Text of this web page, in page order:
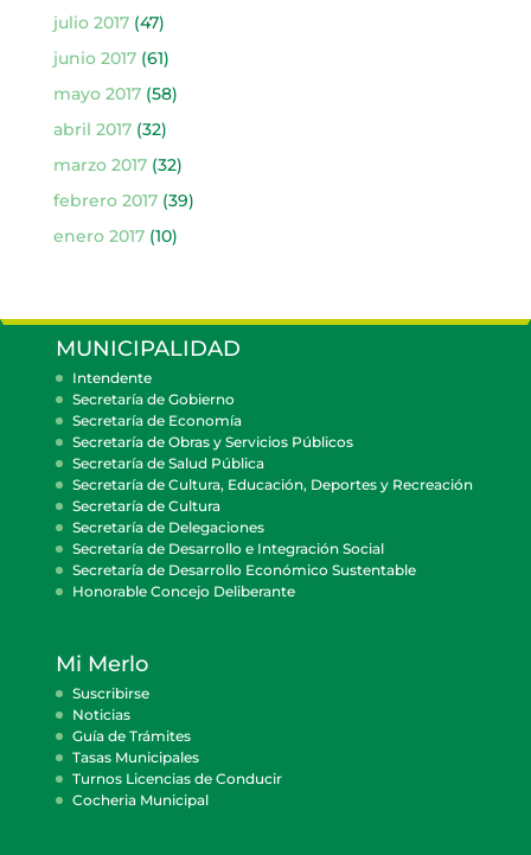
julio 2017(47)
junio 2017(61)
mayo 2017(58)
abril 2017(32)
marzo 2017(32)
febrero 2017(39)
enero 2017(10)
MUNICIPALIDAD
Intendente
Secretaría de Gobierno
Secretaría de Economía
Secretaría de Obras y Servicios Públicos
Secretaría de Salud Pública
Secretaría de Cultura, Educación, Deportes y Recreación
Secretaría de Cultura
Secretaría de Delegaciones
Secretaría de Desarrollo e Integración Social
Secretaría de Desarrollo Económico Sustentable
Honorable Concejo Deliberante
Mi Merlo
Suscribirse
Noticias
Guía de Trámites
Tasas Municipales
Turnos Licencias de Conducir
Cocheria Municipal